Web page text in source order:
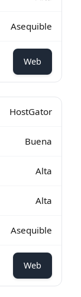
Asequible
Web
HostGator
Buena
Alta
Alta
Asequible
Web